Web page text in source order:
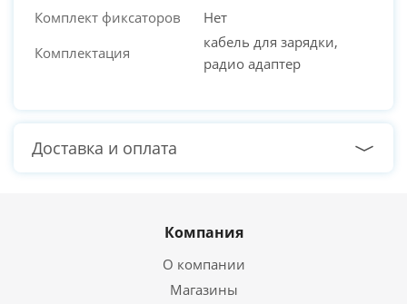
Комплект фиксаторов
Нет
Комплектация
кабель для зарядки,
радио адаптер
Доставка и оплата
Компания
О компании
Магазины